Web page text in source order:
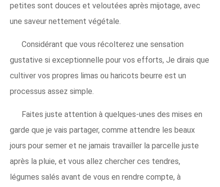
petites sont douces et veloutées après mijotage, avec
une saveur nettement végétale.
Considérant que vous récolterez une sensation
gustative si exceptionnelle pour vos efforts, Je dirais que
cultiver vos propres limas ou haricots beurre est un
processus assez simple.
Faites juste attention à quelques-unes des mises en
garde que je vais partager, comme attendre les beaux
jours pour semer et ne jamais travailler la parcelle juste
après la pluie, et vous allez chercher ces tendres,
légumes salés avant de vous en rendre compte, à